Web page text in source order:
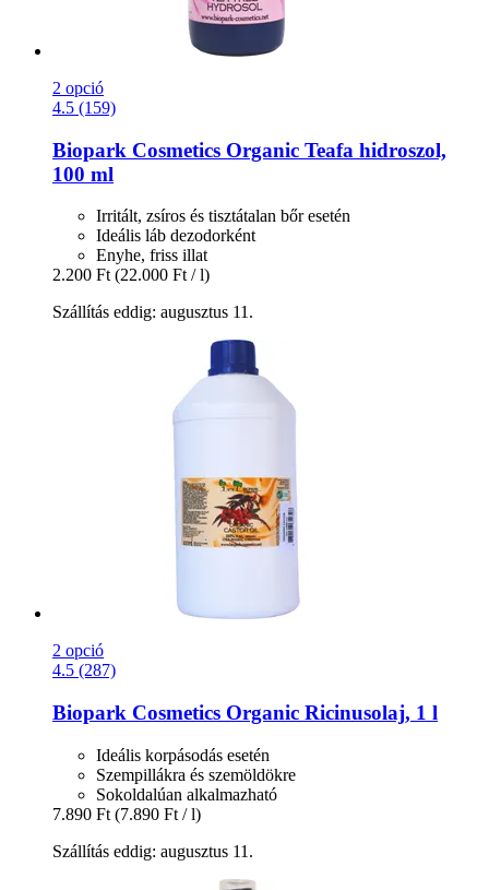
2 opció
4.5 (159)
Biopark Cosmetics Organic Teafa hidroszol,
100 ml
Irritált, zsíros és tisztátalan bőr esetén
Ideális láb dezodorként
Enyhe, friss illat
2.200 Ft (22.000 Ft / l)
Szállítás eddig: augusztus 11.
2 opció
4.5 (287)
Biopark Cosmetics Organic Ricinusolaj, 1 l
Ideális korpásodás esetén
Szempillákra és szemöldökre
Sokoldalúan alkalmazható
7.890 Ft (7.890 Ft / l)
Szállítás eddig: augusztus 11.